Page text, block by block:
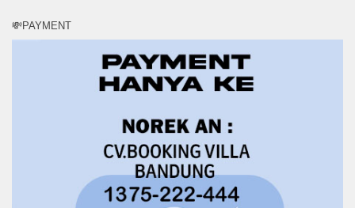
💸PAYMENT